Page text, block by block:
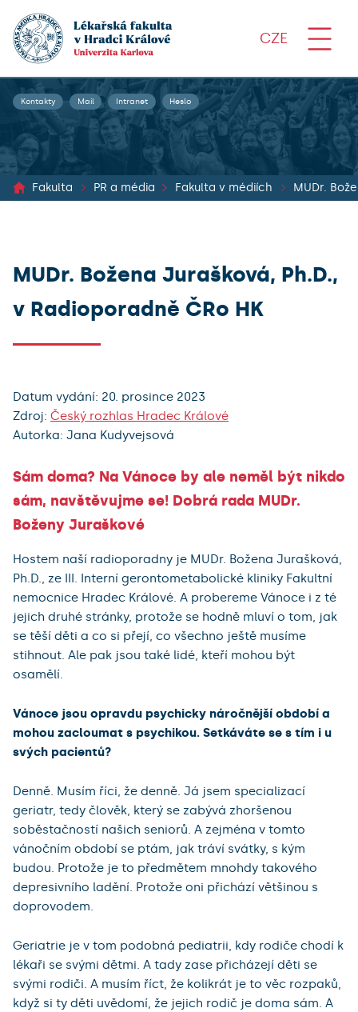
CZE
Kontakty Mail Intranet Heslo
Fakulta PR a média Fakulta v médiích MUDr.
MUDr. Božena Jurašková, Ph.D.,
v Radioporadně ČRo HK
Datum vydání: 20. prosince 2023
Zdroj: Český rozhlas Hradec Králové
Autorka: Jana Kudyvejsová
Sám doma? Na Vánoce by ale neměl být nikdo
sám, navštěvujme se! Dobrá rada MUDr.
Boženy Juraškové
Hostem naší radioporadny je MUDr. Božena Jurašková,
Ph.D., ze III. Interní gerontometabolické kliniky Fakultní
nemocnice Hradec Králové. A probereme Vánoce i z té
jejich druhé stránky, protože se hodně mluví o tom, jak
se těší děti a co si přejí, co všechno ještě musíme
stihnout. Ale pak jsou také lidé, kteří mohou být
osamělí.
Vánoce jsou opravdu psychicky náročnější období a
mohou zacloumat s psychikou. Setkáváte se s tím i u
svých pacientů?
Denně. Musím říci, že denně. Já jsem specializací
geriatr, tedy člověk, který se zabývá zhoršenou
soběstačností našich seniorů. A zejména v tomto
vánočním období se ptám, jak tráví svátky, s kým
budou. Protože je to předmětem mnohdy takového
depresivního ladění. Protože oni přichází většinou s
doprovodem.
Geriatrie je v tom podobná pediatrii, kdy rodiče chodí k
lékaři se svými dětmi. A tady zase přicházejí děti se
svými rodiči. A musím říct, že kolikrát je to věc rozpaků,
když si ty děti uvědomí, že jejich rodič je doma sám. A